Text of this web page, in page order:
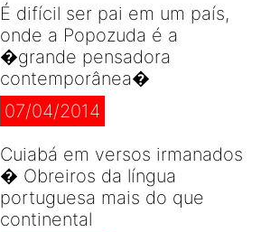
É difícil ser pai em um país,
onde a Popozuda é a
�grande pensadora
contemporânea�
07/04/2014
Cuiabá em versos irmanados
� Obreiros da língua
portuguesa mais do que
continental